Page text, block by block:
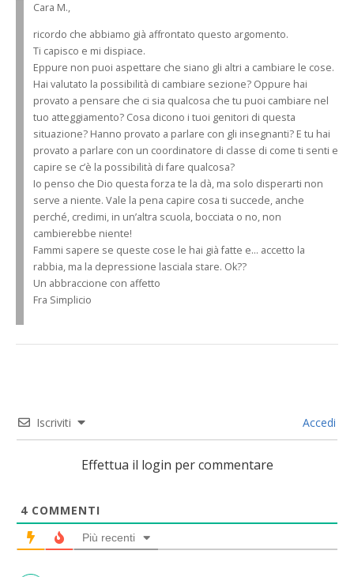
Cara M.,
ricordo che abbiamo già affrontato questo argomento.
Ti capisco e mi dispiace.
Eppure non puoi aspettare che siano gli altri a cambiare le cose.
Hai valutato la possibilità di cambiare sezione? Oppure hai
provato a pensare che ci sia qualcosa che tu puoi cambiare nel
tuo atteggiamento? Cosa dicono i tuoi genitori di questa
situazione? Hanno provato a parlare con gli insegnanti? E tu hai
provato a parlare con un coordinatore di classe di come ti senti e
capire se c’è la possibilità di fare qualcosa?
Io penso che Dio questa forza te la dà, ma solo disperarti non
serve a niente. Vale la pena capire cosa ti succede, anche
perché, credimi, in un’altra scuola, bocciata o no, non
cambierebbe niente!
Fammi sapere se queste cose le hai già fatte e… accetto la
rabbia, ma la depressione lasciala stare. Ok??
Un abbraccione con affetto
Fra Simplicio
Iscriviti Accedi
Effettua il login per commentare
4 COMMENTI
Più recenti